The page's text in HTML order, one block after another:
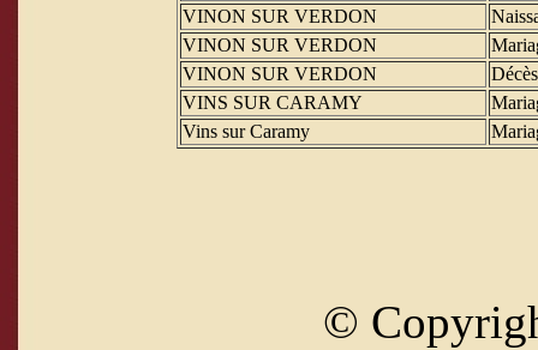
VINON SUR VERDON
VINON SUR VERDON
VINON SUR VERDON
Décès
VINS SUR CARAMY
Vins sur Caramy
©